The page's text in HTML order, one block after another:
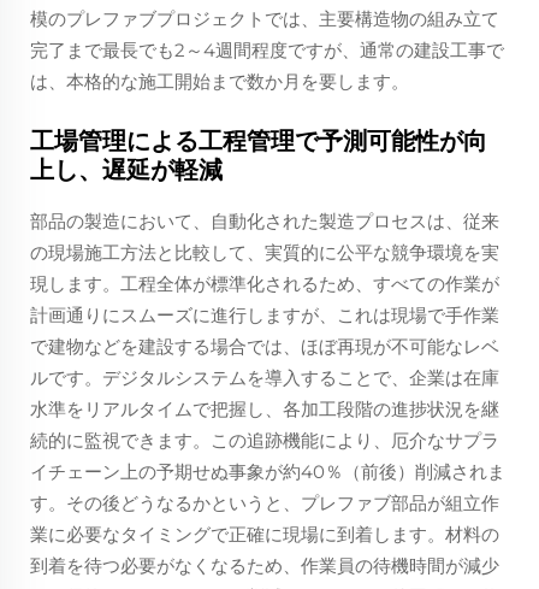
模のプレファブプロジェクトでは、主要構造物の組み立て
完了まで最長でも2～4週間程度ですが、通常の建設工事で
は、本格的な施工開始まで数か月を要します。
工場管理による工程管理で予測可能性が向
上し、遅延が軽減
部品の製造において、自動化された製造プロセスは、従来
の現場施工方法と比較して、実質的に公平な競争環境を実
現します。工程全体が標準化されるため、すべての作業が
計画通りにスムーズに進行しますが、これは現場で手作業
で建物などを建設する場合では、ほぼ再現が不可能なレベ
ルです。デジタルシステムを導入することで、企業は在庫
水準をリアルタイムで把握し、各加工段階の進捗状況を継
続的に監視できます。この追跡機能により、厄介なサプラ
イチェーン上の予期せぬ事象が約40％（前後）削減されま
す。その後どうなるかというと、プレファブ部品が組立作
業に必要なタイミングで正確に現場に到着します。材料の
到着を待つ必要がなくなるため、作業員の待機時間が減少